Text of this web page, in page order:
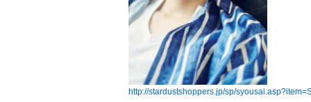
http://stardustshoppers.jp/sp/